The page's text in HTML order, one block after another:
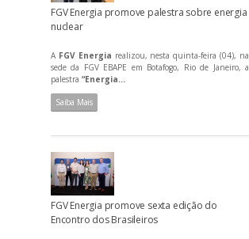
FGV Energia promove palestra sobre energia
nuclear
A FGV Energia realizou, nesta quinta-feira (04), na
sede da FGV EBAPE em Botafogo, Rio de Janeiro, a
palestra “Energia...
Saiba Mais
FGV Energia promove sexta edição do
Encontro dos Brasileiros